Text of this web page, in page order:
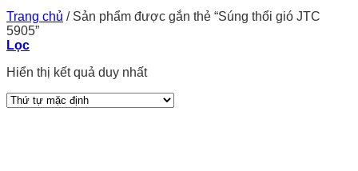
Trang chủ /Sản phẩm được gắn thẻ “Súng thổi gió JTC
5905”
Lọc
Hiển thị kết quả duy nhất